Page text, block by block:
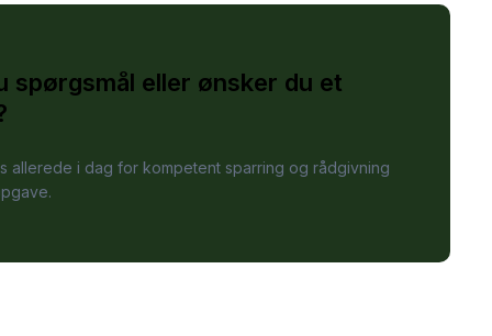
spørgsmål eller ønsker du et
allerede i dag for kompetent sparring og rådgivning